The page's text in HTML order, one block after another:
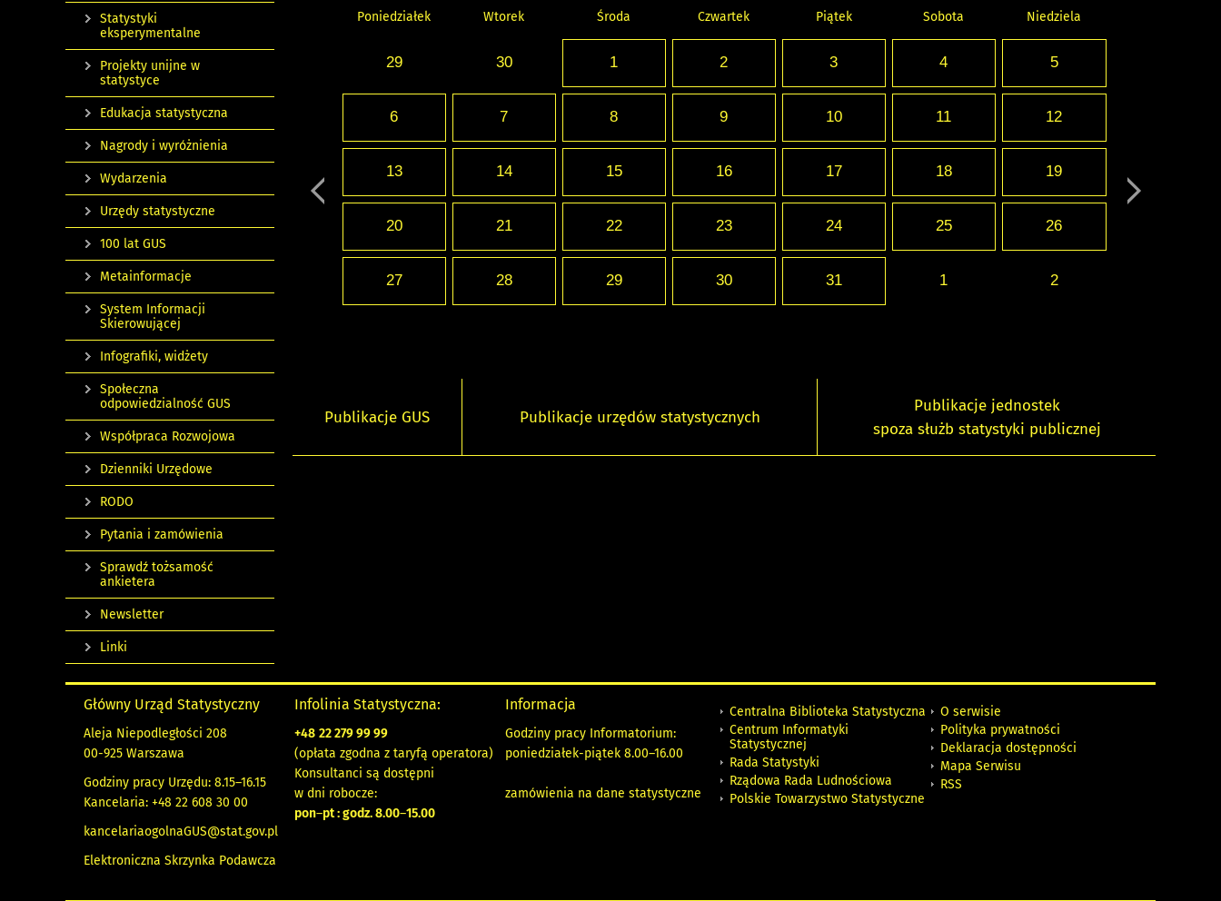
Poniedziałek Wtorek Środa Czwartek Piątek Sobota Niedziela
29 30 1 2 3 4 5
6 7 8 9 10 11 12
13 14 15 16 17 18 19
20 21 22 23 24 25 26
27 28 29 30 31 1 2
Publikacje GUS Publikacje urzędów statystycznych
Publikacje jednostek
spoza służb statystyki publicznej
Statystyki
eksperymentalne
Projekty unijne w
statystyce
Edukacja statystyczna
Nagrody i wyróżnienia
Wydarzenia
Urzędy statystyczne
100 lat GUS
Metainformacje
System Informacji
Skierowującej
Infografiki, widżety
Społeczna
odpowiedzialność GUS
Współpraca Rozwojowa
Dzienniki Urzędowe
RODO
Pytania i zamówienia
Sprawdź tożsamość
ankietera
Newsletter
Linki
Główny Urząd Statystyczny
Aleja Niepodległości 208
00-925 Warszawa
Godziny pracy Urzędu: 8.15–16.15
Kancelaria: +48 22 608 30 00
kancelariaogolnaGUS@stat.gov.pl
Elektroniczna Skrzynka Podawcza
Infolinia Statystyczna:
+48 22 279 99 99
(opłata zgodna z taryfą operatora)
Konsultanci są dostępni
w dni robocze:
pon–pt : godz. 8.00–15.00
Informacja
Godziny pracy Informatorium:
poniedziałek-piątek 8.00–16.00
zamówienia na dane statystyczne
Centralna Biblioteka Statystyczna
Centrum Informatyki
Statystycznej
Rada Statystyki
Rządowa Rada Ludnościowa
Polskie Towarzystwo Statystyczne
O serwisie
Polityka prywatności
Deklaracja dostępności
Mapa Serwisu
RSS